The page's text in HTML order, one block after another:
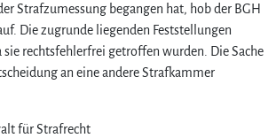
Strafzumessung begangen hat, hob der BGH
Die zugrunde liegenden Feststellungen
sie rechtsfehlerfrei getroffen wurden. Die Sache
an eine andere Strafkammer
für Strafrecht